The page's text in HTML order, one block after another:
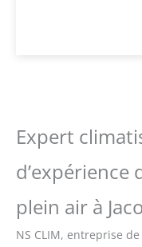
Expert
d’expérience
plein air à
NS CLIM, entreprise